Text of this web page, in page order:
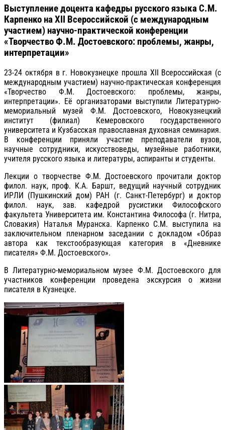
Выступление доцента кафедры русского языка С.М.
Карпенко на XII Всероссийской (с международным
участием) научно-практической конференции
«Творчество Ф.М. Достоевского: проблемы, жанры,
интерпретации»
23-24 октября в г. Новокузнецке прошла XII Всероссийская (с
международным участием) научно-практическая конференция
«Творчество Ф.М. Достоевского: проблемы, жанры,
интерпретации». Её организаторами выступили Литературно-
мемориальный музей Ф.М. Достоевского, Новокузнецкий
институт (филиал) Кемеровского государственного
университета и Кузбасская православная духовная семинария.
В конференции приняли участие преподаватели вузов,
научные сотрудники, искусствоведы, музейные работники,
учителя русского языка и литературы, аспиранты и студенты.
Лекции о творчестве Ф.М. Достоевского прочитали доктор
филол. наук, проф. К.А. Баршт, ведущий научный сотрудник
ИРЛИ (Пушкинский дом) РАН (г. Санкт-Петербург) и доктор
филол. наук, зав. кафедрой русистики Философского
факультета Университета им. Константина Философа (г. Нитра,
Словакия) Наталья Муранска. Карпенко С.М. выступила на
заключительном пленарном заседании с докладом «Образ
автора как текстообразующая категория в «Дневнике
писателя» Ф.М. Достоевского».
В Литературно-мемориальном музее Ф.М. Достоевского для
участников конференции проведена экскурсия о жизни
писателя в Кузнецке.